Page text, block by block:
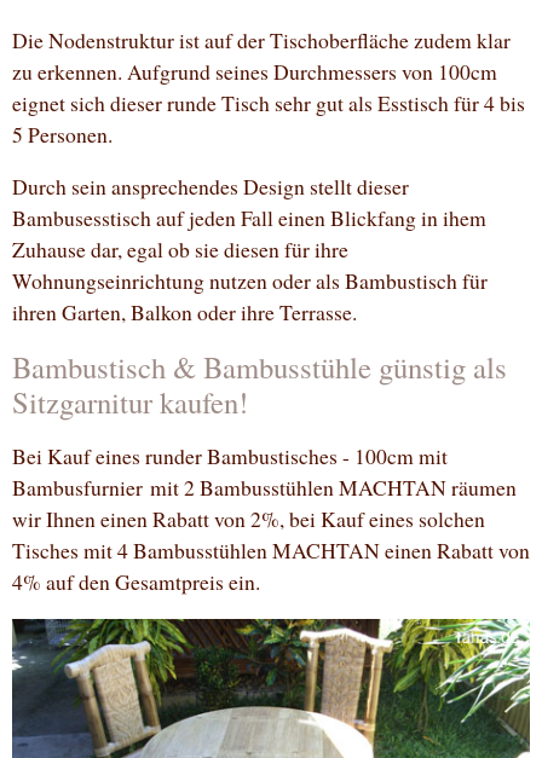
Die Nodenstruktur ist auf der Tischoberfläche zudem klar
zu erkennen. Aufgrund seines Durchmessers von 100cm
eignet sich dieser runde Tisch sehr gut als Esstisch für 4 bis
5 Personen.
Durch sein ansprechendes Design stellt dieser
Bambusesstisch auf jeden Fall einen Blickfang in ihem
Zuhause dar, egal ob sie diesen für ihre
Wohnungseinrichtung nutzen oder als Bambustisch für
ihren Garten, Balkon oder ihre Terrasse.
Bambustisch & Bambusstühle günstig als
Sitzgarnitur kaufen!
Bei Kauf eines runder Bambustisches - 100cm mit
Bambusfurnier mit 2 Bambusstühlen MACHTAN räumen
wir Ihnen einen Rabatt von 2%, bei Kauf eines solchen
Tisches mit 4 Bambusstühlen MACHTAN einen Rabatt von
4% auf den Gesamtpreis ein.